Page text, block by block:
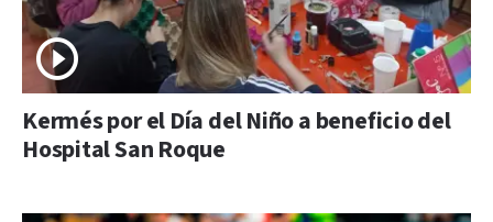
Kermés por el Día del Niño a beneficio del
Hospital San Roque